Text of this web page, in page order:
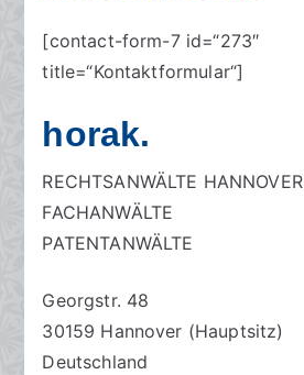
[contact-form-7 id=“273″
title=“Kontaktformular“]
horak.
RECHTSANWÄLTE HANNOVER
FACHANWÄLTE
PATENTANWÄLTE
Georgstr. 48
30159 Hannover (Hauptsitz)
Deutschland